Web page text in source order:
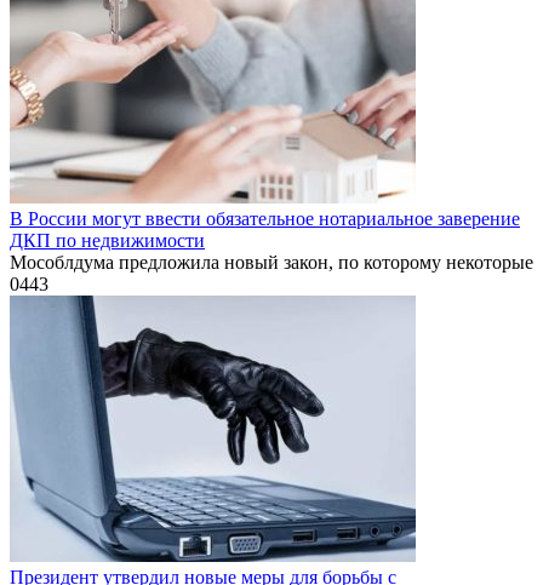
В России могут ввести обязательное нотариальное заверение
ДКП по недвижимости
Мособлдума предложила новый закон, по которому некоторые
0443
Президент утвердил новые меры для борьбы с